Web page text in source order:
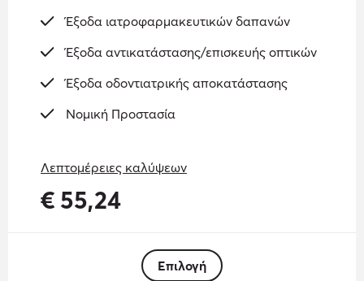
Έξοδα ιατροφαρμακευτικών δαπανών
Έξοδα αντικατάστασης/επισκευής οπτικών
Έξοδα οδοντιατρικής αποκατάστασης
Νομική Προστασία
Λεπτομέρειες καλύψεων
€ 55,24
Επιλογή